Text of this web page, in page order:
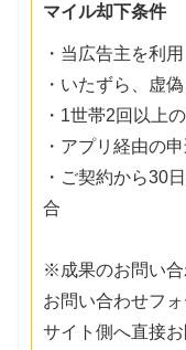
マイル却下条件
・当広告主を利
・いたずら、虚
・1世帯2回以上
・アプリ経由の
・ご契約から30
合
※成果のお問い
お問い合わせフ
サイト側へ直接